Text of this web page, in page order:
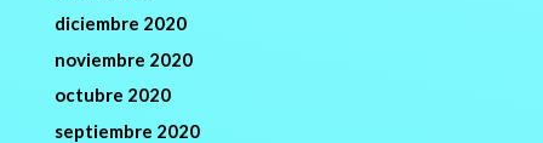
diciembre 2020
noviembre 2020
octubre 2020
septiembre 2020